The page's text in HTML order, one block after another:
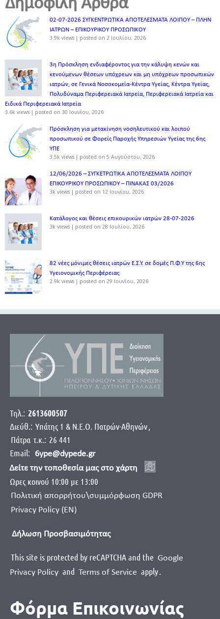
Δημοφιλή Άρθρα
02-07-2026 ΣΥΓΚΕΝΤΡΩΤΙΚΑ ΑΠΟΤΕΛΕΣΜΑΤΑ ΛΟΙΠΟΥ – ΠΛΗΝ
ΙΑΤΡΩΝ – ΕΠΙΚΟΥΡΙΚΟΥ ΠΡΟΣΩΠΙΚOY
3.9k views | posted on 2 Ιουλίου, 2026
3η Πρόσκληση ενδιαφέροντος για την κάλυψη κενών και
κενούμενων θέσεων υπόχρεων και μη υπόχρεων προσωπικών
ιατρών, σε Γενικά Νοσοκομεία-Κέντρα Υγείας, Κέντρα Υγείας,
Πολυδύναμα Περιφερειακά Ιατρεία, Περιφερειακά Ιατρεία και
Ειδικά Περιφερειακά Ιατρεία
3.6k views | posted on 30 Ιουνίου, 2026
Πρόσκληση για μετακίνηση νοσηλευτικού και λοιπού
προσωπικού σε Φορείς Παροχής Υπηρεσιών Υγείας της 6ης
ΥΠΕ
3.5k views | posted on 5 Αυγούστου, 2026
12/06/2026 – ΣΥΓΚΕΤΡΩΤΙΚΑ ΑΠΟΤΕΛΕΣΜΑΤΑ ΛΟΙΠΟΥ
ΕΠΙΚΟΥΡΙΚΟΥ ΠΡΟΣΩΠΙΚΟΥ – ΠΙΝΑΚΑΣ 03/2026
3k views | posted on 12 Ιουνίου, 2026
Κατάλογος και θέσεις επικουρικών ιατρών 28-07-2026
3k views | posted on 28 Ιουλίου, 2026
82 νέες μόνιμες θέσεις ιατρών Ε.Σ.Υ. σε δομές Π.Φ.Υ της 6ης
Υγειονομικής Περιφέρειας
2.9k views | posted on 29 Ιουνίου, 2026
Τηλ.: 2613600507
Διεύθ.: Yπάτης 1 & Ν.Ε.Ο. Πατρών-Αθηνών,
Πάτρα τ.κ.: 26 441
Email:
6ype@dypede.gr
Δείτε την τοποθεσία μας στο χάρτη
Ωρες κοινού 10:00 με 13:00
Πολιτική απορρήτου\συμμόρφωση GDPR
Privacy Policy (EN)
Δήλωση Προσβασιμότητας
This site is protected by reCAPTCHA and the Google
Privacy Policy and Terms of Service apply.
Φόρμα Επικοινωνίας